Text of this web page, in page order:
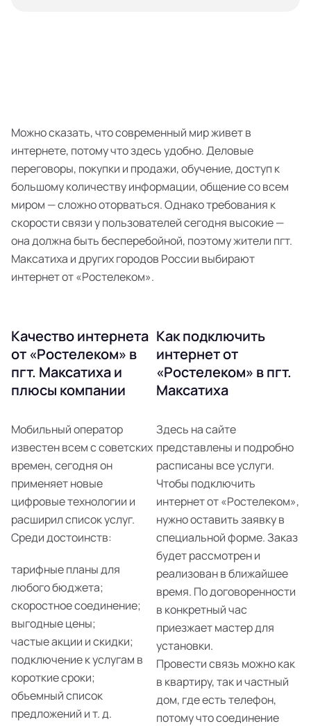
Можно сказать, что современный мир живет в
интернете, потому что здесь удобно. Деловые
переговоры, покупки и продажи, обучение, доступ к
большому количеству информации, общение со всем
миром — сложно оторваться. Однако требования к
скорости связи у пользователей сегодня высокие —
она должна быть бесперебойной, поэтому жители пгт.
Максатиха и других городов России выбирают
интернет от «Ростелеком».
Качество интернета
от «Ростелеком» в
пгт. Максатиха и
плюсы компании
Мобильный оператор
известен всем с советских
времен, сегодня он
применяет новые
цифровые технологии и
расширил список услуг.
Среди достоинств:
тарифные планы для
любого бюджета;
скоростное соединение;
выгодные цены;
частые акции и скидки;
подключение к услугам в
короткие сроки;
объемный список
предложений и т. д.
Как подключить
интернет от
«Ростелеком» в пгт.
Максатиха
Здесь на сайте
представлены и подробно
расписаны все услуги.
Чтобы подключить
интернет от «Ростелеком»,
нужно оставить заявку в
специальной форме. Заказ
будет рассмотрен и
реализован в ближайшее
время. По договоренности
в конкретный час
приезжает мастер для
установки.
Провести связь можно как
в квартиру, так и частный
дом, где есть телефон,
потому что соединение